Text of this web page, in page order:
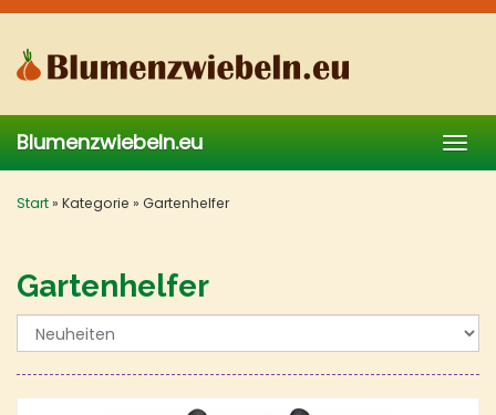
Skip
main
content
Blumenzwiebeln.eu
Start» Kategorie » Gartenhelfer
Gartenhelfer